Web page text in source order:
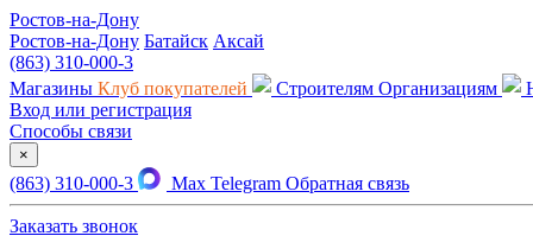
Ростов-на-Дону
Ростов-на-Дону Батайск Аксай
(863) 310-000-3
Магазины Клуб покупателей Строителям Организациям
Вход или регистрация
Способы связи
×
(863) 310-000-3 Max Telegram Обратная связь
Заказать звонок